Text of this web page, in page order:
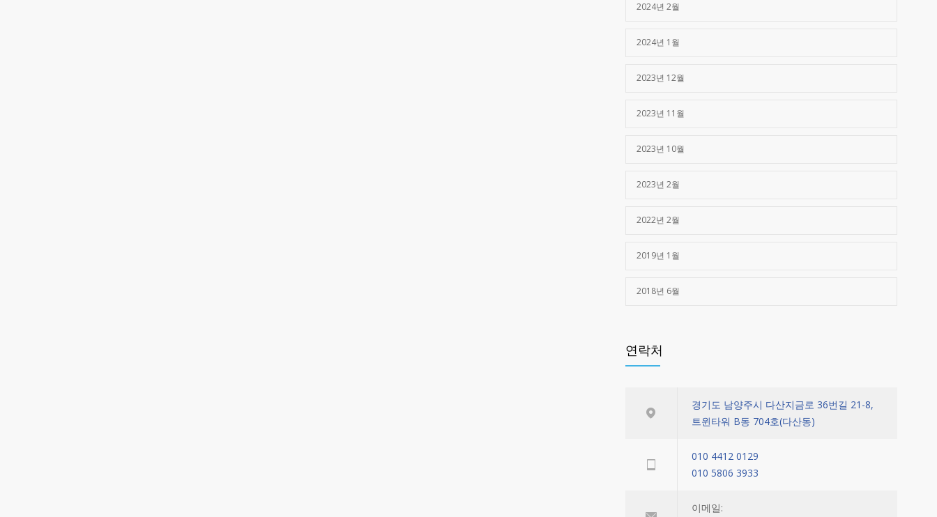
2024년 2월
2024년 1월
2023년 12월
2023년 11월
2023년 10월
2023년 2월
2022년 2월
2019년 1월
2018년 6월
연락처
경기도 남양주시 다산지금로 36번길 21-8,
트윈타워 B동 704호(다산동)
010 4412 0129
010 5806 3933
이메일: